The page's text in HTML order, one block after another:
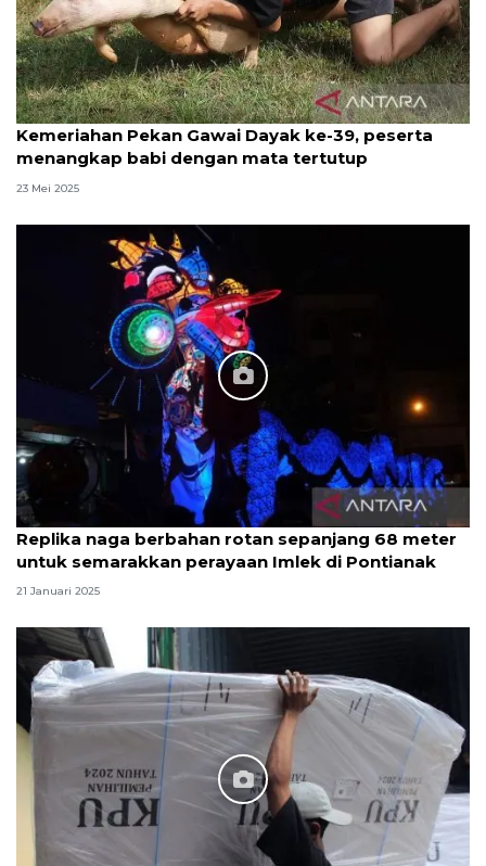
Kemeriahan Pekan Gawai Dayak ke-39, peserta
menangkap babi dengan mata tertutup
23 Mei 2025
Replika naga berbahan rotan sepanjang 68 meter
untuk semarakkan perayaan Imlek di Pontianak
21 Januari 2025